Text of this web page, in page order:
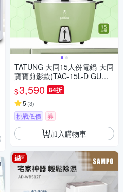
TATUNG 大同15人份電鍋-大同
寶寶剪影款(TAC-15L-D GU經
典綠)(Y)
$3,590 84折
5 (3)
挑戰低價 券
加入購物車